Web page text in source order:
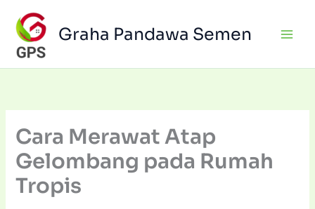
content
Graha Pandawa Semen
Cara Merawat Atap
Gelombang pada Rumah
Tropis